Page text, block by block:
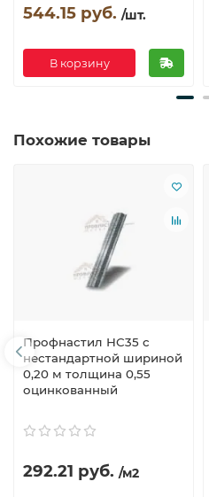
544.15 руб. /шт.
В корзину
Похожие товары
Профнастил НС35 с
нестандартной шириной
0,20 м толщина 0,55
оцинкованный
292.21 руб. /м2